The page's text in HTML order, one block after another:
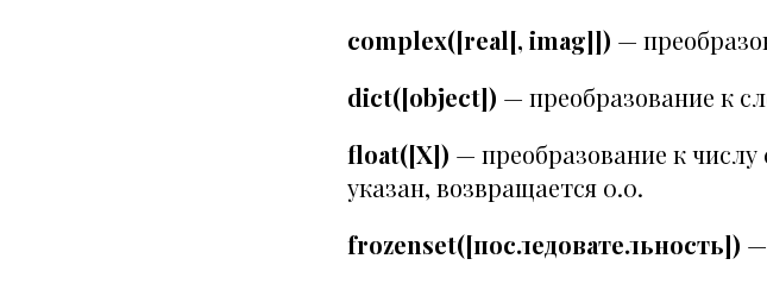
complex([real[, imag]]) —
dict([object]) — преобразование к
float([X]) — преобразование к
указан, возвращается 0.0.
frozenset([последовательность])